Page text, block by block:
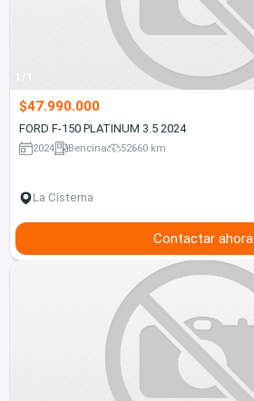
1/1
$47.990.000
FORD F-150 PLATINUM 3.5 2024
2024 Bencina 52660 km
La Cisterna
Contactar ahora